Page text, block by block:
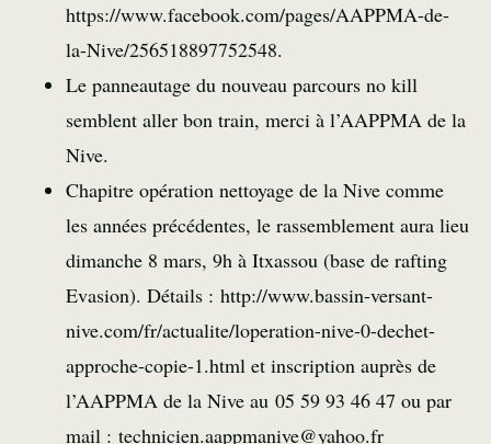
https://www.facebook.com/pages/AAPPMA-de-
la-Nive/256518897752548.
Le panneautage du nouveau parcours no kill
semblent aller bon train, merci à l’AAPPMA de la
Nive.
Chapitre opération nettoyage de la Nive comme
les années précédentes, le rassemblement aura lieu
dimanche 8 mars, 9h à Itxassou (base de rafting
Evasion). Détails : http://www.bassin-versant-
nive.com/fr/actualite/loperation-nive-0-dechet-
approche-copie-1.html et inscription auprès de
l’AAPPMA de la Nive au 05 59 93 46 47 ou par
mail : technicien.aappmanive@yahoo.fr